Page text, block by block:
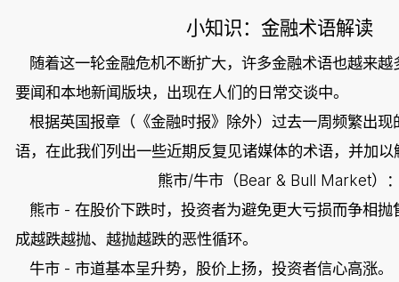
小知识：金融术语解读
随着这一轮金融危机不断扩大，许多金融术语也越来
要闻和本地新闻版块，出现在人们的日常交谈中。
根据英国报章（《金融时报》除外）过去一周频繁出现
语，在此我们列出一些近期反复见诸媒体的术语，并加以
熊市/牛市（Bear & Bull Market）
熊市 - 在股价下跌时，投资者为避免更大亏损而争相抛
成越跌越抛、越抛越跌的恶性循环。
牛市 - 市道基本呈升势，股价上扬，投资者信心高涨。